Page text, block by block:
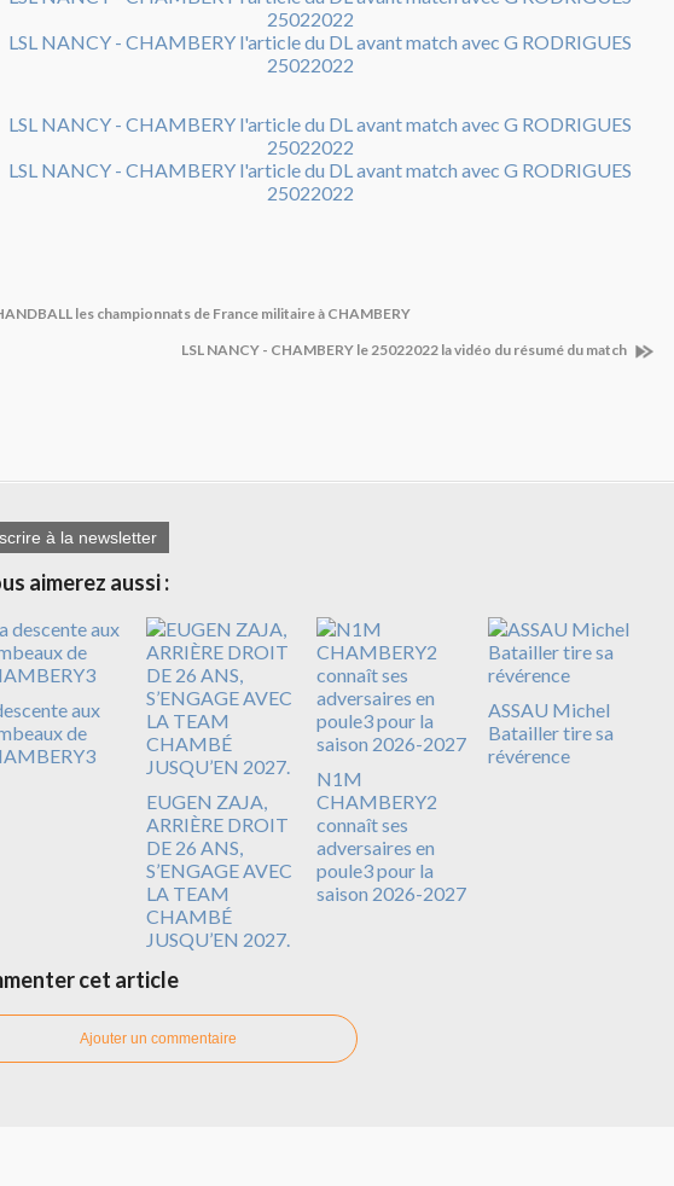
les championnats de France militaire à CHAMBERY
LSL NANCY - CHAMBERY le 25022022 la vidéo du résumé du match
à la newsletter
aimerez aussi :
aux
de
EUGEN ZAJA,
ARRIÈRE DROIT
DE 26 ANS,
S’ENGAGE AVEC
LA TEAM
CHAMBÉ
JUSQU’EN 2027.
N1M
CHAMBERY2
connaît ses
adversaires en
poule3 pour la
saison 2026-2027
ASSAU Michel
Batailler tire sa
révérence
cet article
Ajouter un commentaire